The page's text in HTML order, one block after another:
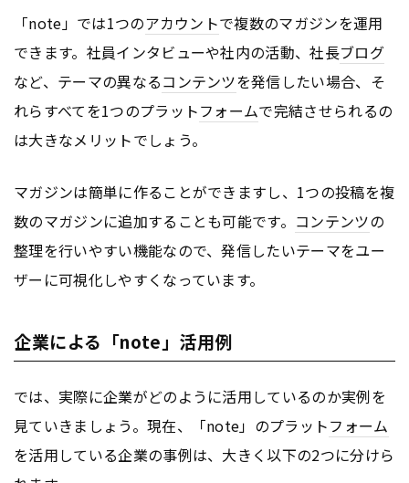
「note」では1つのアカウントで複数のマガジンを運用
できます。社員インタビューや社内の活動、社長ブログ
など、テーマの異なるコンテンツを発信したい場合、そ
れらすべてを1つのプラットフォームで完結させられるの
は大きなメリットでしょう。
マガジンは簡単に作ることができますし、1つの投稿を複
数のマガジンに追加することも可能です。 コンテンツの
整理を行いやすい機能なので、発信したいテーマをユー
ザーに可視化しやすくなっています。
企業による「note」活用例
では、実際に企業がどのように活用しているのか実例を
見ていきましょう。現在、「note」のプラットフォーム
を活用している企業の事例は、大きく以下の2つに分けら